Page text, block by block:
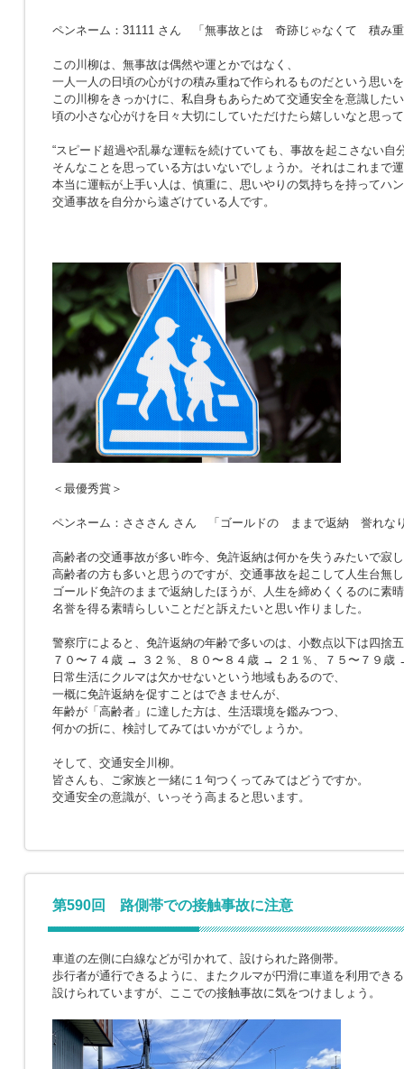
ペンネーム：31111 さん 「無事故とは 奇跡じゃなくて 積み
この川柳は、無事故は偶然や運とかではなく、
一人一人の日頃の心がけの積み重ねで作られるものだという思い
この川柳をきっかけに、私自身もあらためて交通安全を意識した
頃の小さな心がけを日々大切にしていただけたら嬉しいなと思っ
“スピード超過や乱暴な運転を続けていても、事故を起こさない自
そんなことを思っている方はいないでしょうか。それはこれまで
本当に運転が上手い人は、慎重に、思いやりの気持ちを持ってハ
交通事故を自分から遠ざけている人です。
＜最優秀賞＞
ペンネーム：さささん さん 「ゴールドの ままで返納 誉れな
高齢者の交通事故が多い昨今、免許返納は何かを失うみたいで寂
高齢者の方も多いと思うのですが、交通事故を起こして人生台無
ゴールド免許のままで返納したほうが、人生を締めくくるのに素
名誉を得る素晴らしいことだと訴えたいと思い作りました。
警察庁によると、免許返納の年齢で多いのは、小数点以下は四捨
７０〜７４歳 → ３２％、８０〜８４歳 → ２１％、７５〜７９歳
日常生活にクルマは欠かせないという地域もあるので、
一概に免許返納を促すことはできませんが、
年齢が「高齢者」に達した方は、生活環境を鑑みつつ、
何かの折に、検討してみてはいかがでしょうか。
そして、交通安全川柳。
皆さんも、ご家族と一緒に１句つくってみてはどうですか。
交通安全の意識が、いっそう高まると思います。
第590回 路側帯での接触事故に注意
車道の左側に白線などが引かれて、設けられた路側帯。
歩行者が通行できるように、またクルマが円滑に車道を利用でき
設けられていますが、ここでの接触事故に気をつけましょう。